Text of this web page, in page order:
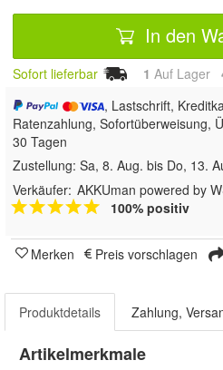
In den
Sofort lieferbar 1 Auf Lager
, Lastschrift,
Ratenzahlung, Sofortüberweisung,
30 Tagen
Zustellung: Sa, 8. Aug. bis Do, 13.
Verkäufer: AKKUman powered by
100% positiv
Merken Preis vorschlagen
Produktdetails Zahlung,
Artikelmerkmale